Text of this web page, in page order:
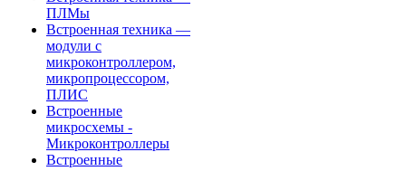
ПЛМы
Встроенная техника —
модули с
микроконтроллером,
микропроцессором,
ПЛИС
Встроенные
микросхемы -
Микроконтроллеры
Встроенные